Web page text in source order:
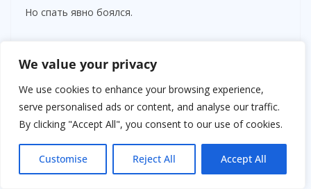
We value your privacy
We use cookies to enhance your browsing experience,
serve personalised ads or content, and analyse our traffic.
By clicking "Accept All", you consent to our use of cookies.
Customise Reject All Accept All
Но спать явно боялся.
К каждому шагу в коридоре.
К каждому скрипу.
— Никто тебя не обидит, — тихо сказала Клэр.